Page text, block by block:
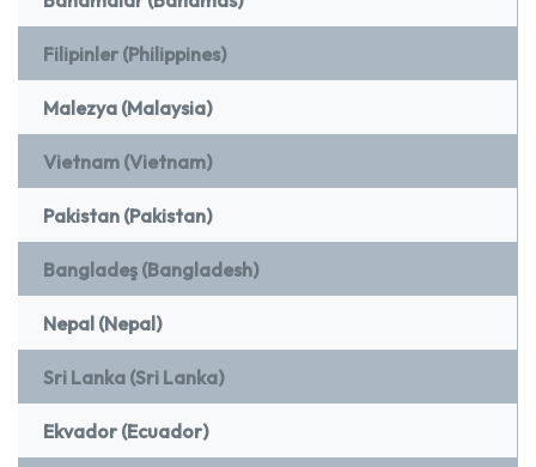
Filipinler (Philippines)
Malezya (Malaysia)
Vietnam (Vietnam)
Pakistan (Pakistan)
Bangladeş (Bangladesh)
Nepal (Nepal)
Sri Lanka (Sri Lanka)
Ekvador (Ecuador)